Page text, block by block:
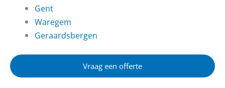
Gent
Waregem
Geraardsbergen
Vraag een offerte